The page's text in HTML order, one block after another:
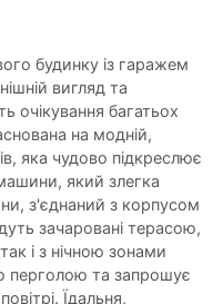
будинку із гаражем
вигляд та
очікування багатьох
на модній,
яка чудово підкреслює
який злегка
з'єднаний з корпусом
зачаровані терасою,
і з нічною зонами
перголою та запрошує
Їдальня,